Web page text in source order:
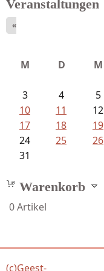
Veranstaltungen
«
M D M
3
4 5
10
11 12
17
18 19
24
25 26
31
Warenkorb
0Artikel
(c)Geest-